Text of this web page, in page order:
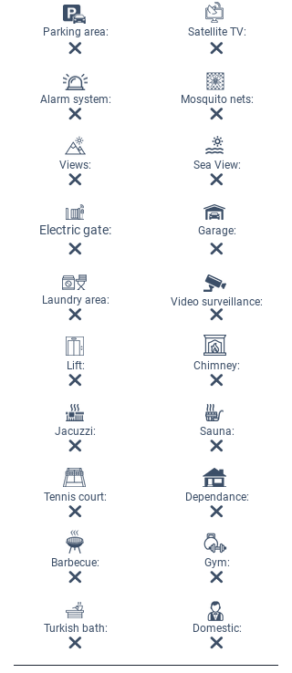
Parking area:
Alarm system:
Views:
Electric gate:
Laundry area:
Lift:
Jacuzzi:
Tennis court:
Barbecue:
Turkish bath:
Satellite TV:
Mosquito nets:
Sea View:
Garage:
Video surveillance:
Chimney:
Sauna:
Dependance:
Gym:
Domestic: